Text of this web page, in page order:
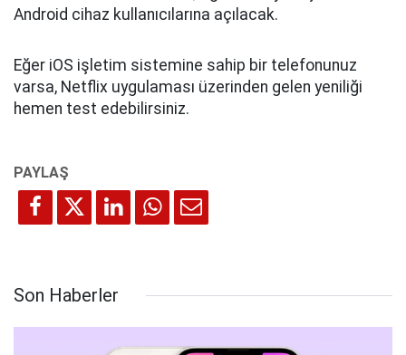
Android cihaz kullanıcılarına açılacak.
Eğer iOS işletim sistemine sahip bir telefonunuz
varsa, Netflix uygulaması üzerinden gelen yeniliği
hemen test edebilirsiniz.
Son Haberler